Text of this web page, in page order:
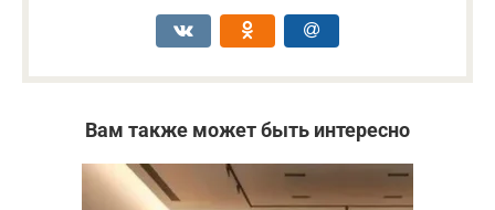
Вам также может быть интересно